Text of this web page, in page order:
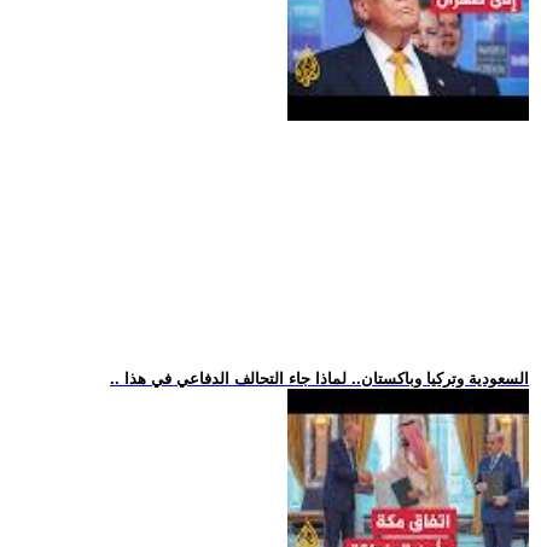
.. السعودية وتركيا وباكستان.. لماذا جاء التحالف الدفاعي في هذا